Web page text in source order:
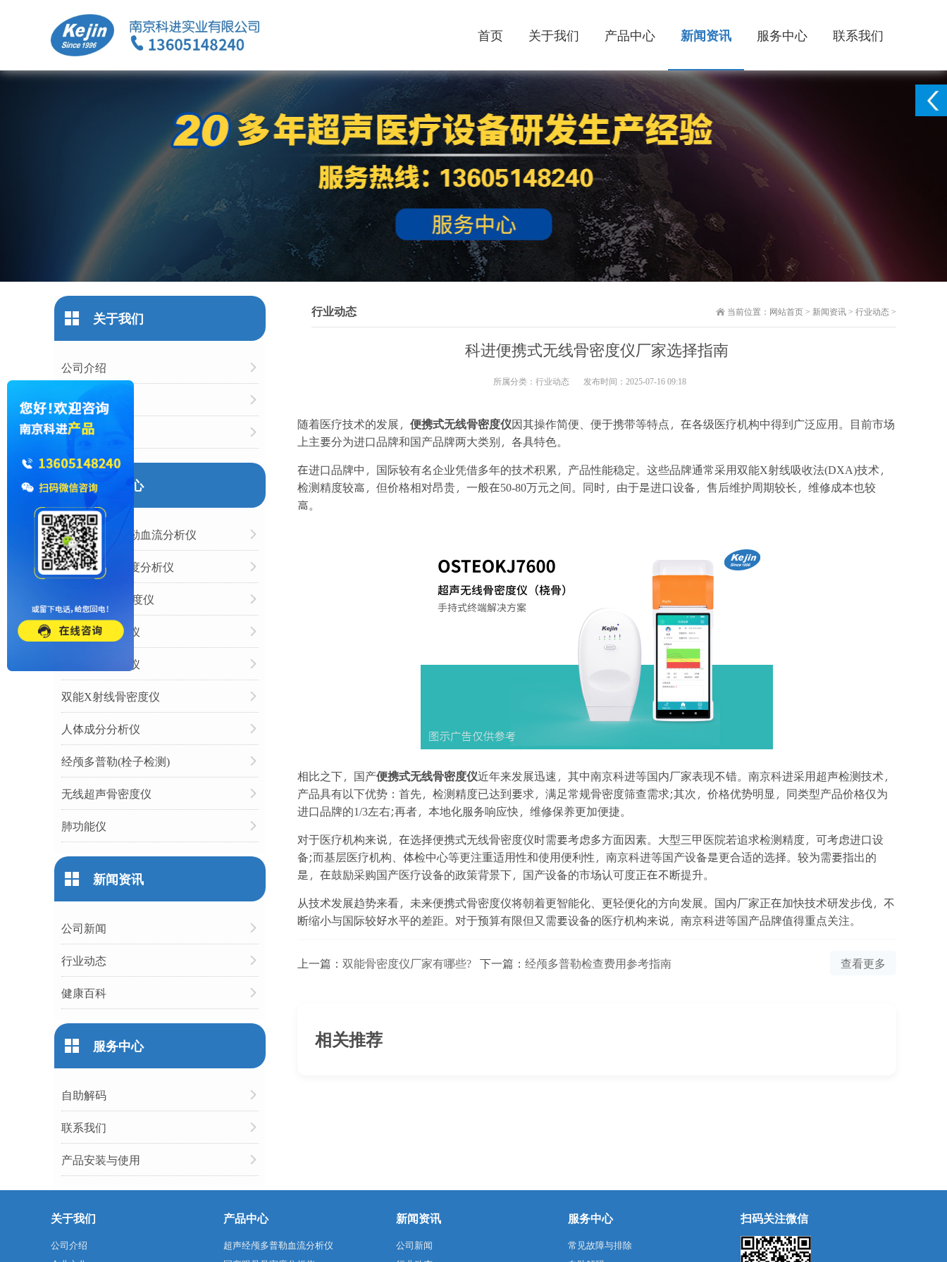
首页 关于我们 产品中心 新闻资讯 服务中心 联系我们
当前位置： 网站首页> 新闻资讯> 行业动态 >
行业动态
科进便携式无线骨密度仪厂家选择指南
所属分类： 行业动态 发布时间：2025-07-16 09:18
随着医疗技术的发展， 便携式无线骨密度仪因其操作简便、便于携带等特点，在各级医疗机构中得到广泛应用。目前市场
上主要分为进口品牌和国产品牌两大类别，各具特色。
在进口品牌中，国际较有名企业凭借多年的技术积累，产品性能稳定。这些品牌通常采用双能X射线吸收法(DXA)技术，
检测精度较高，但价格相对昂贵，一般在50-80万元之间。同时，由于是进口设备，售后维护周期较长，维修成本也较
高。
相比之下，国产便携式无线骨密度仪近年来发展迅速，其中南京科进等国内厂家表现不错。南京科进采用超声检测技术，
产品具有以下优势：首先，检测精度已达到要求，满足常规骨密度筛查需求;其次，价格优势明显，同类型产品价格仅为
进口品牌的1/3左右;再者，本地化服务响应快，维修保养更加便捷。
对于医疗机构来说，在选择便携式无线骨密度仪时需要考虑多方面因素。大型三甲医院若追求检测精度，可考虑进口设
备;而基层医疗机构、体检中心等更注重适用性和使用便利性，南京科进等国产设备是更合适的选择。较为需要指出的
是，在鼓励采购国产医疗设备的政策背景下，国产设备的市场认可度正在不断提升。
从技术发展趋势来看，未来便携式骨密度仪将朝着更智能化、更轻便化的方向发展。国内厂家正在加快技术研发步伐，不
断缩小与国际较好水平的差距。对于预算有限但又需要设备的医疗机构来说，南京科进等国产品牌值得重点关注。
上一篇： 双能骨密度仪厂家有哪些? 下一篇： 经颅多普勒检查费用参考指南 查看更多
相关推荐
关于我们
公司介绍
企业文化
企业荣誉
产品中心
超声经颅多普勒血流分析仪
国产跟骨骨密度分析仪
胫骨/桡骨骨密度仪
动脉硬化检测仪
心率变异分析仪
双能X射线骨密度仪
人体成分分析仪
经颅多普勒(栓子检测)
无线超声骨密度仪
肺功能仪
新闻资讯
公司新闻
行业动态
健康百科
服务中心
自助解码
联系我们
产品安装与使用
关于我们
公司介绍
产品中心
超声经颅多普勒血流分析仪
新闻资讯
公司新闻
服务中心
常见故障与排除
扫码关注微信